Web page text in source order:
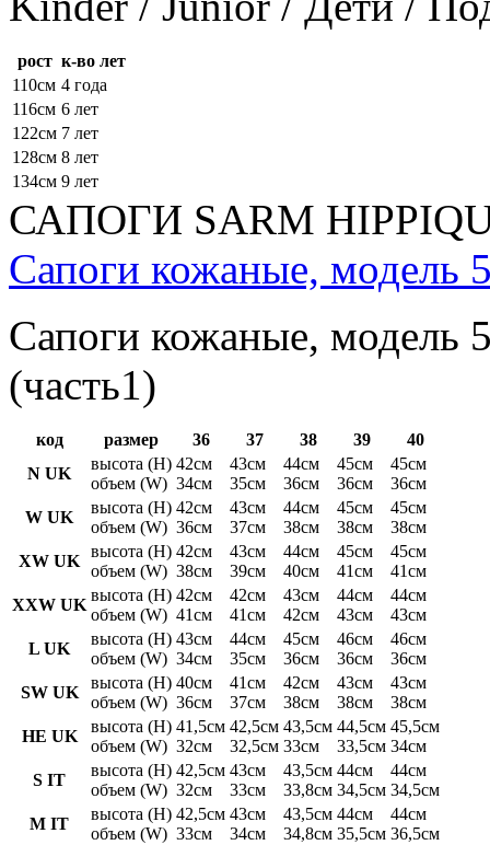
рост к-во лет
110см 4 года
116см 6 лет
122см 7 лет
128см 8 лет
134см 9 лет
САПОГИ SARM
Сапоги кожаные, модель
Сапоги кожаные, модель
(часть1)
код размер 36 37 38 39
40
N UK
высота (H)
объем (W)
42см
34см
43см
35см
44см
36см
45см
36см
45см
36см
W UK
высота (H)
объем (W)
42см
36см
43см
37см
44см
38см
45см
38см
45см
38см
XW UK
высота (H)
объем (W)
42см
38см
43см
39см
44см
40см
45см
41см
45см
41см
XXW UK
высота (H)
объем (W)
42см
41см
42см
41см
43см
42см
44см
43см
44см
43см
L UK
высота (H)
объем (W)
43см
34см
44см
35см
45см
36см
46см
36см
46см
36см
SW UK
высота (H)
объем (W)
40см
36см
41см
37см
42см
38см
43см
38см
43см
38см
HE UK
высота (H)
объем (W)
41,5см
32см
42,5см
32,5см
43,5см
33см
44,5см
33,5см
45,5см
34см
S IT
высота (H)
объем (W)
42,5см
32см
43см
33см
43,5см
33,8см
44см
34,5см
44см
34,5см
M IT
высота (H)
объем (W)
42,5см
33см
43см
34см
43,5см
34,8см
44см
35,5см
44см
36,5см